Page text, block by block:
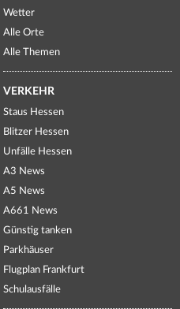
Wetter
Alle Orte
Alle Themen
VERKEHR
Staus Hessen
Blitzer Hessen
Unfälle Hessen
A3 News
A5 News
A661 News
Günstig tanken
Parkhäuser
Flugplan Frankfurt
Schulausfälle